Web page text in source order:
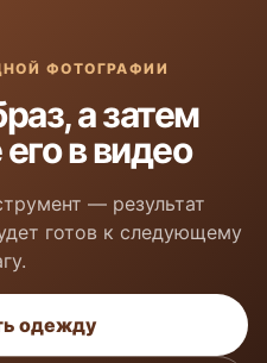
ФОТОГРАФИИ
а затем
в видео
— результат
готов к следующему
одежду